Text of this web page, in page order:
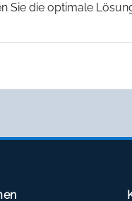
Sie die optimale